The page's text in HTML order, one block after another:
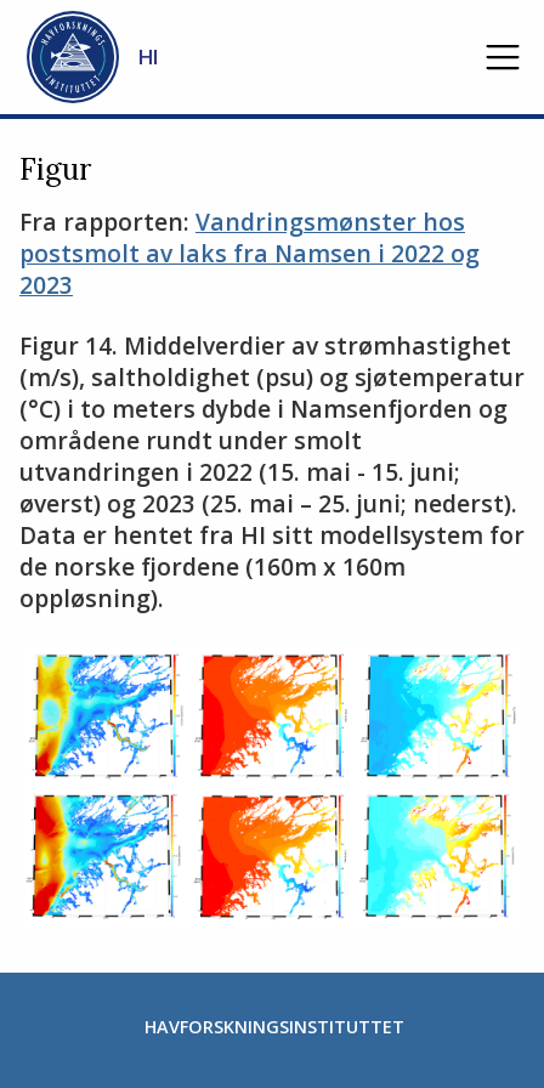
Gå til hovedinnhold
HI
Figur
Fra rapporten: Vandringsmønster hos
postsmolt av laks fra Namsen i 2022 og
2023
Figur 14. Middelverdier av strømhastighet
(m/s), saltholdighet (psu) og sjøtemperatur
(°C) i to meters dybde i Namsenfjorden og
områdene rundt under smolt
utvandringen i 2022 (15. mai - 15. juni;
øverst) og 2023 (25. mai – 25. juni; nederst).
Data er hentet fra HI sitt modellsystem for
de norske fjordene (160m x 160m
oppløsning).
HAVFORSKNINGSINSTITUTTET